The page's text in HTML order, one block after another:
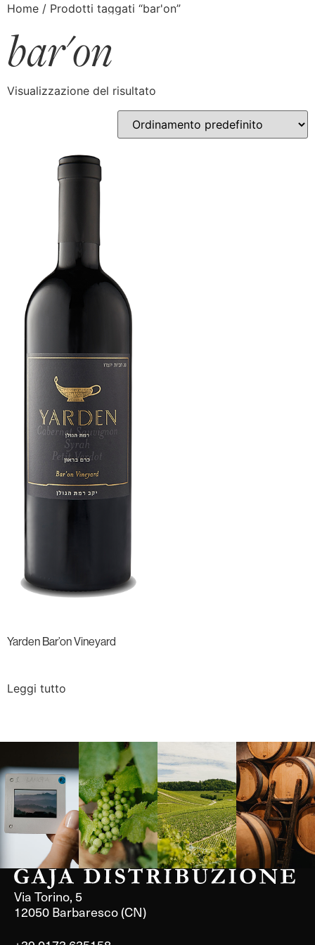
Home / Prodotti taggati “bar'on”
bar'on
Visualizzazione del risultato
Yarden Bar’on Vineyard
Leggi tutto
Langa, 1977 Borgogna,
Francia
Borgogna,
Francia
Instagram
Via Torino, 5
12050 Barbaresco (CN)